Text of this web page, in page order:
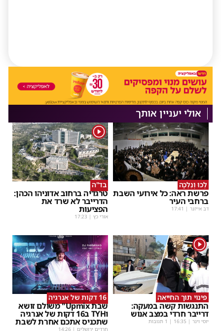
אולי יעניין אותך
לְכוּ וְנֵלְכָה
פרשת ראה: כל אירועי השבת
ברחבי העיר
דב אייזנר |
17:41
1
בד"ה
טרגדיה ברחוב אדוניהו הכהן:
הדרייבר לא שרד את
הפציעות
אורי כץ |
17:23
1
פינוי תוך החייאה
התנגשות קשה במעקה:
דרייבר חרדי במצב אנוש
יוסי וינר |
16:35 | 1 תגובות
16 דקות של אנרגיה
שבת Upmix" משולם זושא
וTYH ב16 דקות של אנרגיה
שתכניס אתכם אחרת לשבת
חרדים ירושלים |
14:26